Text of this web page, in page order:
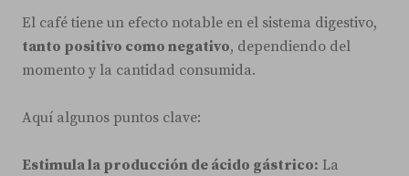
El café tiene un efecto notable en el sistema digestivo,
tanto positivo como negativo, dependiendo del
momento y la cantidad consumida.
Aquí algunos puntos clave:
Estimula la producción de ácido gástrico: La